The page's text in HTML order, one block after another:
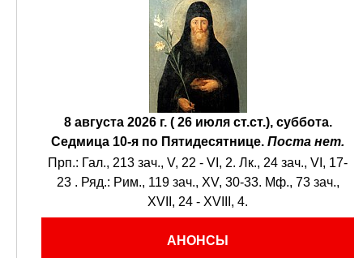
8 августа 2026 г. ( 26 июля ст.ст.), суббота.
Седмица 10-я по Пятидесятнице. Поста нет.
Прп.: Гал., 213 зач., V, 22 - VI, 2. Лк., 24 зач., VI, 17-
23 . Ряд.: Рим., 119 зач., XV, 30-33. Мф., 73 зач.,
XVII, 24 - XVIII, 4.
АНОНСЫ